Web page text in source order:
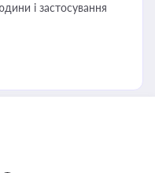
і застосування